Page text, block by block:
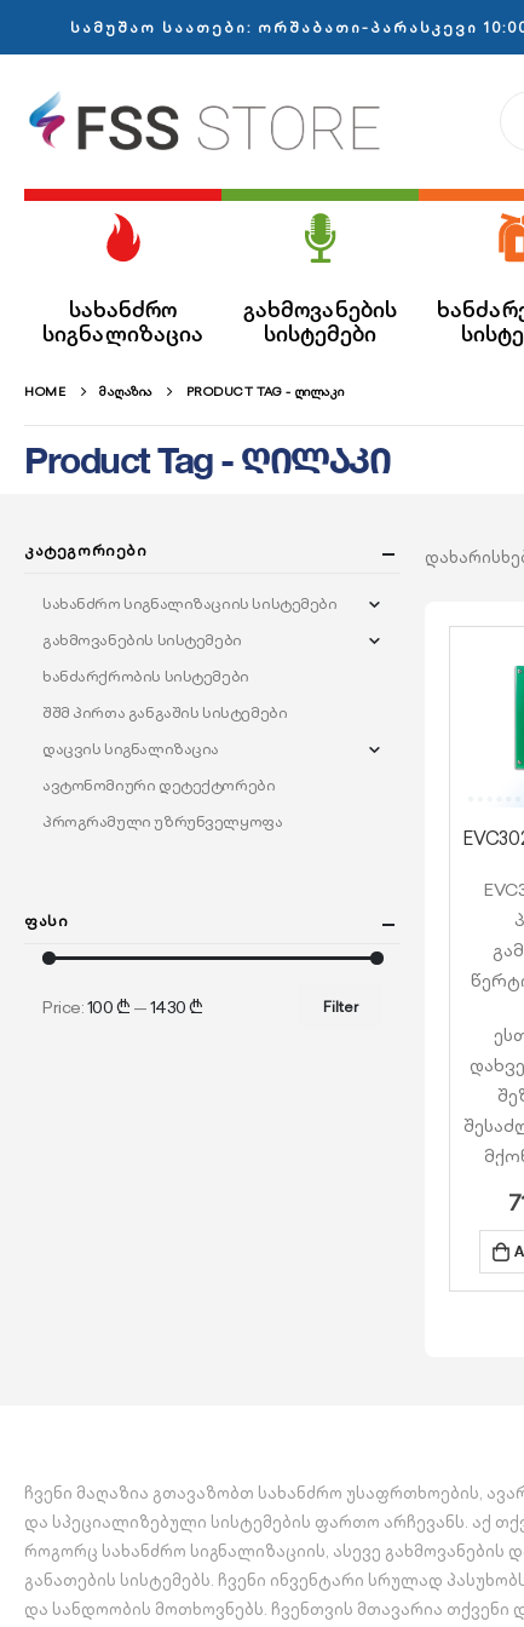
სამუშაო საათები: ორშაბათი-პარასკევი
სახანძრო
სიგნალიზაცია
გახმოვანების
სისტემები
HOME ᲛᲐᲦᲐᲖᲘᲐ PRODUCT TAG - ᲦᲘᲚᲐᲙᲘ
Product Tag - ღილაკი
Კატეგორიები
სახანძრო სიგნალიზაციის სისტემები
გახმოვანების სისტემები
ხანძარქრობის სისტემები
შშმ პირთა განგაშის სისტემები
დაცვის სიგნალიზაცია
ავტონომიური დეტექტორები
პროგრამული უზრუნველყოფა
Ფასი
Filter
Price:100 ₾ —1430 ₾
ჩვენი მაღაზია გთავაზობთ სახანძრო უსაფრთხოების,
და სპეციალიზებული სისტემების ფართო არჩევანს. აქ
როგორც სახანძრო სიგნალიზაციის, ასევე გახმოვანების
განათების სისტემებს. ჩვენი ინვენტარი სრულად
და სანდოობის მოთხოვნებს. ჩვენთვის მთავარია თქვენი